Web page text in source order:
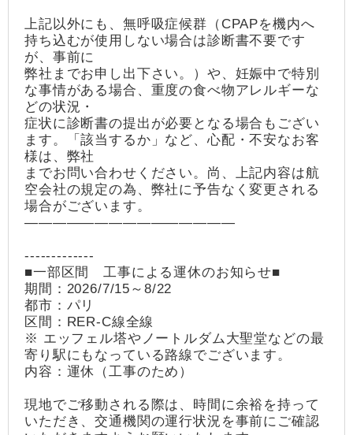
上記以外にも、無呼吸症候群（CPAPを機内へ
持ち込むが使用しない場合は診断書不要です
が、事前に
弊社までお申し出下さい。）や、妊娠中で特別
な事情がある場合、重度の食べ物アレルギーな
どの状況・
症状に診断書の提出が必要となる場合もござい
ます。「該当するか」など、心配・不安なお客
様は、弊社
までお問い合わせください。尚、上記内容は航
空会社の規定の為、弊社に予告なく変更される
場合がございます。
―――――――――――――――
-------------
■一部区間 工事による運休のお知らせ■
期間：2026/7/15～8/22
都市：パリ
区間：RER-C線全線
※ エッフェル塔やノートルダム大聖堂などの最
寄り駅にもなっている路線でございます。
内容：運休（工事のため）
現地でご移動される際は、時間に余裕を持って
いただき、交通機関の運行状況を事前にご確認